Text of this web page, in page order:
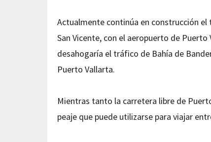
Actualmente continúa en construcción
San Vicente, con el aeropuerto de
desahogaría el tráfico de Bahía de
Puerto Vallarta.
Mientras tanto la carretera libre de
peaje que puede utilizarse para viajar